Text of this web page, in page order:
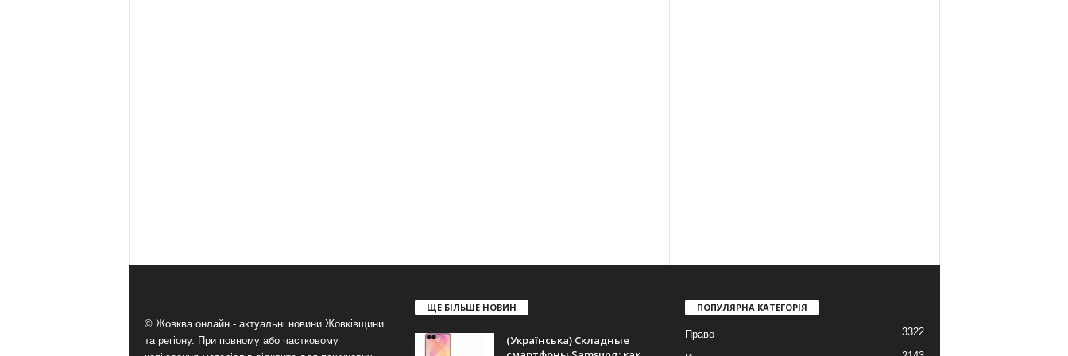
© Жовква онлайн - актуальні новини Жовківщини
та регіону. При повному або частковому
ЩЕ БІЛЬШЕ НОВИН
(Українська) Складные
ПОПУЛЯРНА КАТЕГОРІЯ
Право 3322